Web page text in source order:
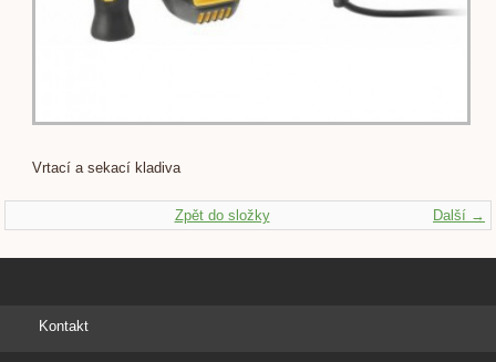
Vrtací a sekací kladiva
Další →
Zpět do složky
Kontakt